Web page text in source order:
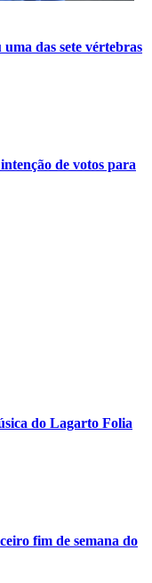
das sete vértebras
de votos para
do Lagarto Folia
fim de semana do